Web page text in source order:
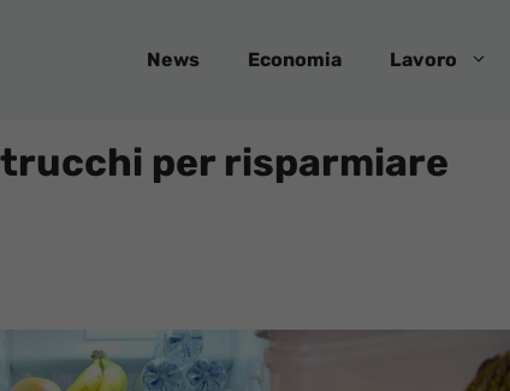
News Economia Lavoro
per risparmiare